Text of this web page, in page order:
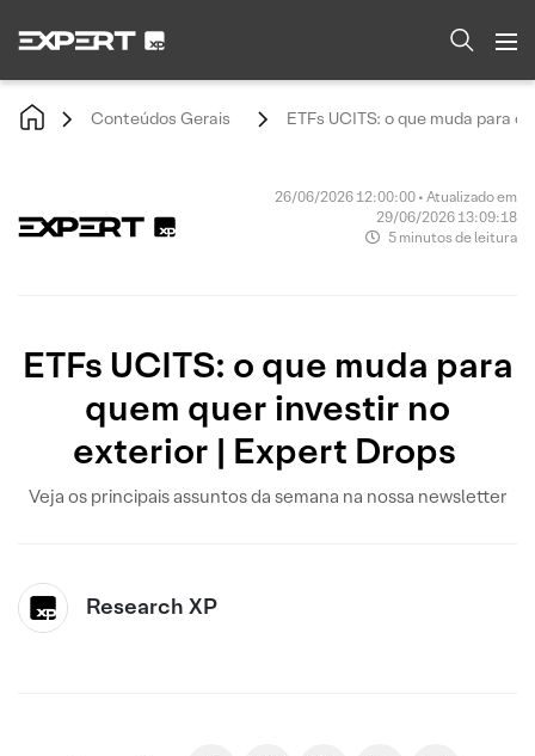
Conteúdos Gerais ETFs UCITS: o que muda para
26/06/2026 12:00:00 • Atualizado em
29/06/2026 13:09:18
5 minutos de leitura
ETFs UCITS: o que muda para
quem quer investir no
exterior | Expert Drops
Veja os principais assuntos da semana na nossa newsletter
Research XP